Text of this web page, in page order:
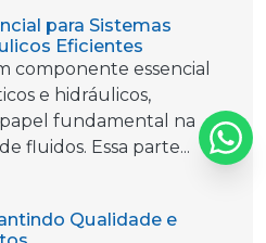
para Sistemas
Eficientes
componente essencial
e hidráulicos,
fundamental na
fluidos. Essa parte...
Qualidade e